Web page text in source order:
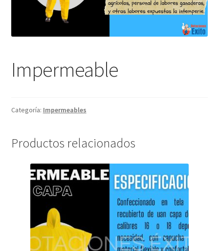
Impermeable
Categoría: Impermeables
Productos relacionados